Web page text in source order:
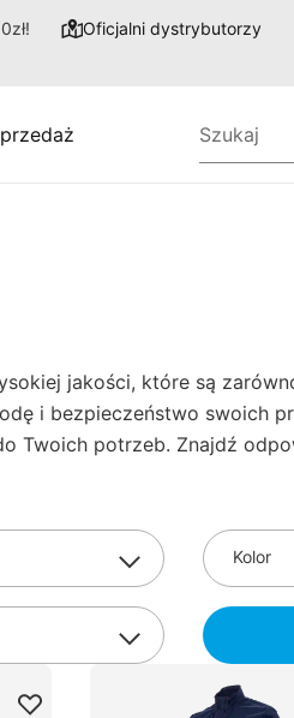
Oficjalni dystrybutorzy
jakości, które są
i bezpieczeństwo swoich
Twoich potrzeb. Znajdź
Kolor